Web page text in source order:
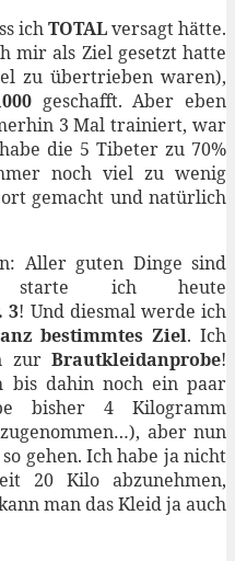
ichTOTALversagt hätte.
mir als Ziel gesetzt hatte
zu übertrieben waren),
geschafft. Aber eben
3 Mal trainiert, war
die 5 Tibeter zu 70%
noch viel zu wenig
gemacht und natürlich
Aller guten Dinge sind
starte ich heute
3! Und diesmal werde ich
bestimmtes Ziel. Ich
zur Brautkleidanprobe!
bis dahin noch ein paar
bisher 4 Kilogramm
aber nun
gehen. Ich habe ja nicht
20 Kilo abzunehmen,
man das Kleid ja auch